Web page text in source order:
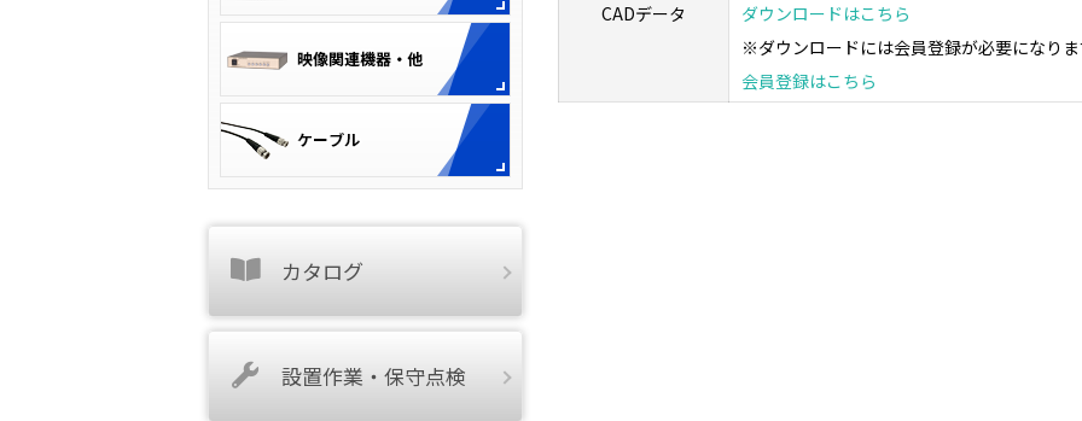
CADデータ
ダウンロードはこちら
※ダウンロードには会員登録が必要になりま
会員登録はこちら
カタログ
設置作業・保守点検